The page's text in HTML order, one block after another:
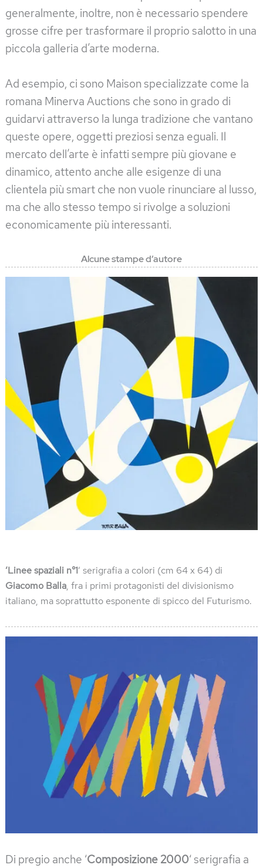
generalmente, inoltre, non è necessario spendere
grosse cifre per trasformare il proprio salotto in una
piccola galleria d’arte moderna.
Ad esempio, ci sono Maison specializzate come la
romana Minerva Auctions che sono in grado di
guidarvi attraverso la lunga tradizione che vantano
queste opere, oggetti preziosi senza eguali. Il
mercato dell’arte è infatti sempre più giovane e
dinamico, attento anche alle esigenze di una
clientela più smart che non vuole rinunciare al lusso,
ma che allo stesso tempo si rivolge a soluzioni
economicamente più interessanti.
Alcune stampe d’autore
‘Linee spaziali n°1‘ serigrafia a colori (cm 64 x 64) di
Giacomo Balla, fra i primi protagonisti del divisionismo
italiano, ma soprattutto esponente di spicco del Futurismo.
Di pregio anche ‘Composizione 2000‘ serigrafia a